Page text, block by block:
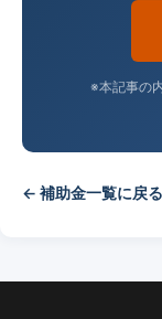
※本記事の
← 補助金一覧に戻る